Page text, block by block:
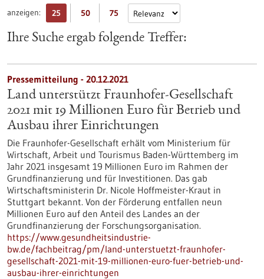
anzeigen: 25 50 75
Ihre Suche ergab folgende Treffer:
Pressemitteilung - 20.12.2021
Land unterstützt Fraunhofer-Gesellschaft
2021 mit 19 Millionen Euro für Betrieb und
Ausbau ihrer Einrichtungen
Die Fraunhofer-Gesellschaft erhält vom Ministerium für
Wirtschaft, Arbeit und Tourismus Baden-Württemberg im
Jahr 2021 insgesamt 19 Millionen Euro im Rahmen der
Grundfinanzierung und für Investitionen. Das gab
Wirtschaftsministerin Dr. Nicole Hoffmeister-Kraut in
Stuttgart bekannt. Von der Förderung entfallen neun
Millionen Euro auf den Anteil des Landes an der
Grundfinanzierung der Forschungsorganisation.
https://www.gesundheitsindustrie-
bw.de/fachbeitrag/pm/land-unterstuetzt-fraunhofer-
gesellschaft-2021-mit-19-millionen-euro-fuer-betrieb-und-
ausbau-ihrer-einrichtungen